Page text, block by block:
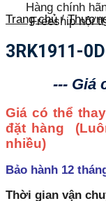
Hàng chính
Freeship nội
Trang chủ /
3RK1911-
--- Giá
Giá có thể
đặt hàng
nhiều)
Bảo hành 12
Thời gian vận